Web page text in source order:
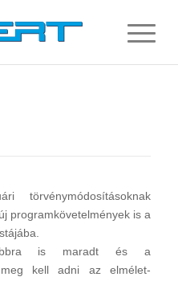
programkövetelmények is a
is maradt és a
meg kell adni az elmélet-